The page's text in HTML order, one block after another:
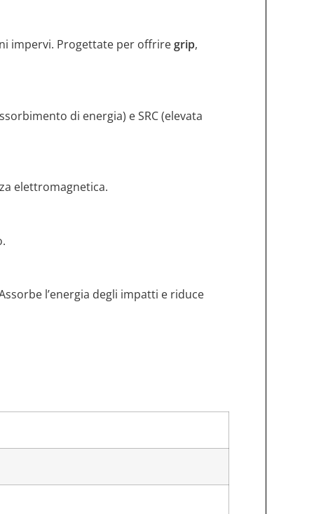
impervi. Progettate per offriregrip,
di energia) e SRC (elevata
elettromagnetica.
l’energia degli impatti e riduce